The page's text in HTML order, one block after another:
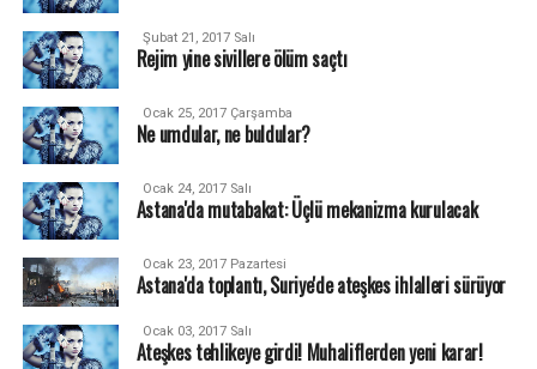
Şubat 21, 2017 Salı
Rejim yine sivillere ölüm saçtı
Ocak 25, 2017 Çarşamba
Ne umdular, ne buldular?
Ocak 24, 2017 Salı
Astana'da mutabakat: Üçlü mekanizma kurulacak
Ocak 23, 2017 Pazartesi
Astana'da toplantı, Suriye'de ateşkes ihlalleri sürüyor
Ocak 03, 2017 Salı
Ateşkes tehlikeye girdi! Muhaliflerden yeni karar!